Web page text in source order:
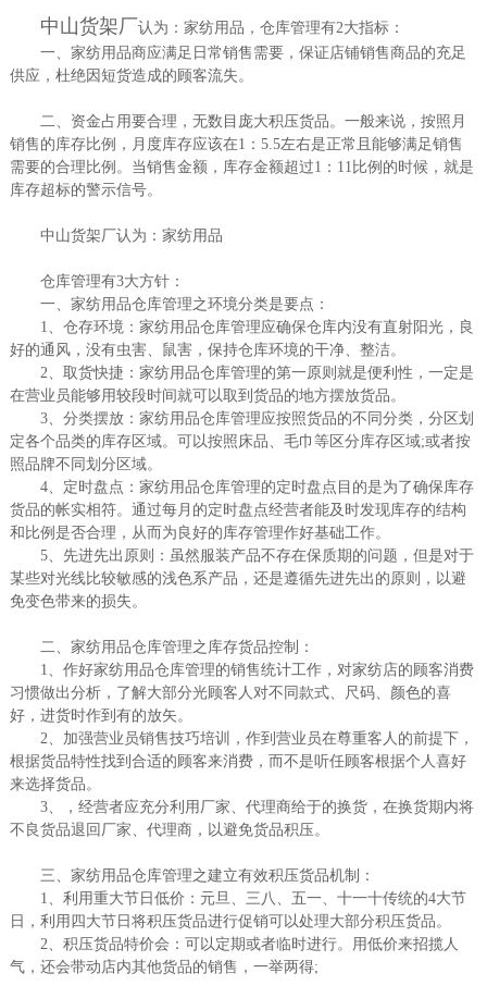
中山货架厂认为：家纺用品，仓库管理有2大指标：
一、家纺用品商应满足日常销售需要，保证店铺销售商品的充足
供应，杜绝因短货造成的顾客流失。
二、资金占用要合理，无数目庞大积压货品。一般来说，按照月
销售的库存比例，月度库存应该在1：5.5左右是正常且能够满足销售
需要的合理比例。当销售金额，库存金额超过1：11比例的时候，就是
库存超标的警示信号。
中山货架厂认为：家纺用品
仓库管理有3大方针：
一、家纺用品仓库管理之环境分类是要点：
1、仓存环境：家纺用品仓库管理应确保仓库内没有直射阳光，良
好的通风，没有虫害、鼠害，保持仓库环境的干净、整洁。
2、取货快捷：家纺用品仓库管理的第一原则就是便利性，一定是
在营业员能够用较段时间就可以取到货品的地方摆放货品。
3、分类摆放：家纺用品仓库管理应按照货品的不同分类，分区划
定各个品类的库存区域。可以按照床品、毛巾等区分库存区域;或者按
照品牌不同划分区域。
4、定时盘点：家纺用品仓库管理的定时盘点目的是为了确保库存
货品的帐实相符。通过每月的定时盘点经营者能及时发现库存的结构
和比例是否合理，从而为良好的库存管理作好基础工作。
5、先进先出原则：虽然服装产品不存在保质期的问题，但是对于
某些对光线比较敏感的浅色系产品，还是遵循先进先出的原则，以避
免变色带来的损失。
二、家纺用品仓库管理之库存货品控制：
1、作好家纺用品仓库管理的销售统计工作，对家纺店的顾客消费
习惯做出分析，了解大部分光顾客人对不同款式、尺码、颜色的喜
好，进货时作到有的放矢。
2、加强营业员销售技巧培训，作到营业员在尊重客人的前提下，
根据货品特性找到合适的顾客来消费，而不是听任顾客根据个人喜好
来选择货品。
3、，经营者应充分利用厂家、代理商给于的换货，在换货期内将
不良货品退回厂家、代理商，以避免货品积压。
三、家纺用品仓库管理之建立有效积压货品机制：
1、利用重大节日低价：元旦、三八、五一、十一十传统的4大节
日，利用四大节日将积压货品进行促销可以处理大部分积压货品。
2、积压货品特价会：可以定期或者临时进行。用低价来招揽人
气，还会带动店内其他货品的销售，一举两得;